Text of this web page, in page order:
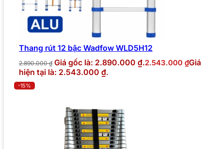
Thang rút 12 bậc Wadfow WLD5H12
2.890.000₫ Giá gốc là: 2.890.000 ₫.2.543.000 ₫Giá
hiện tại là: 2.543.000 ₫.
-15%